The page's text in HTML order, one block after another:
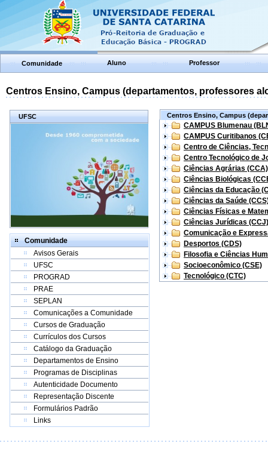
Comunidade Aluno Professor
Centros Ensino, Campus (departamentos, professores
UFSC
Comunidade
Avisos Gerais
UFSC
PROGRAD
PRAE
SEPLAN
Comunicações a Comunidade
Cursos de Graduação
Currículos dos Cursos
Catálogo da Graduação
Departamentos de Ensino
Programas de Disciplinas
Autenticidade Documento
Representação Discente
Formulários Padrão
Links
Centros Ensino, Campus
CAMPUS Blumenau
CAMPUS Curitibanos
Centro de Ciências,
Centro Tecnológico de
Ciências Agrárias (CCA)
Ciências Biológicas
Ciências da Educação
Ciências da Saúde
Ciências Físicas e
Ciências Jurídicas (CCJ)
Comunicação e
Desportos (CDS)
Filosofia e Ciências
Socioeconômico (CSE)
Tecnológico (CTC)